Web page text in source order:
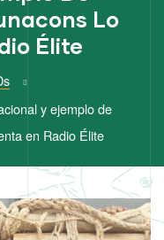
Lo
Élite
y ejemplo de
en Radio Élite